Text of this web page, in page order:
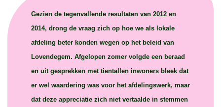
Gezien de tegenvallende resultaten van 2012 en
2014, drong de vraag zich op hoe we als lokale
afdeling beter konden wegen op het beleid van
Lovendegem. Afgelopen zomer volgde een beraad
en uit gesprekken met tientallen inwoners bleek dat
er wel waardering was voor het afdelingswerk, maar
dat deze appreciatie zich niet vertaalde in stemmen